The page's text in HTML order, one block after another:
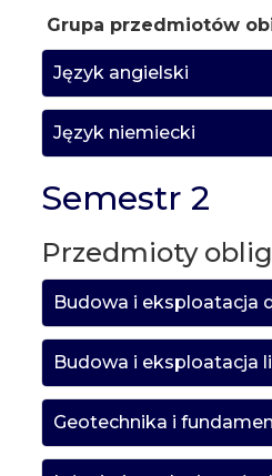
Grupa przedmiotów
Język angielski
Język niemiecki
Semestr 2
Przedmioty
Budowa i eksploatacja
Budowa i eksploatacja
Geotechnika i